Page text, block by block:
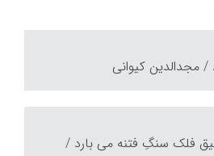
/ مجدالدین کیوانى
فلک سنگِ فتنه می بارد /